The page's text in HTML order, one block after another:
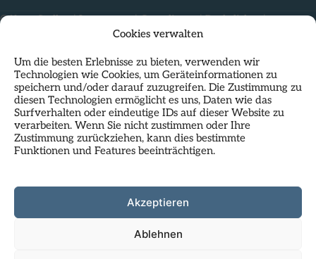
Cookies verwalten
Um die besten Erlebnisse zu bieten, verwenden wir
Technologien wie Cookies, um Geräteinformationen zu
speichern und/oder darauf zuzugreifen. Die Zustimmung zu
diesen Technologien ermöglicht es uns, Daten wie das
Surfverhalten oder eindeutige IDs auf dieser Website zu
verarbeiten. Wenn Sie nicht zustimmen oder Ihre
Zustimmung zurückziehen, kann dies bestimmte
Funktionen und Features beeinträchtigen.
Akzeptieren
Ablehnen
Offene Stellen|Impressum|Compliance|Rechtliches|
Nutzungsbedingungen & Datenschutz
Als Standortpartner imHP23residiert das Regionalmanagement
Hauptplatz in Linz und nutzt die inspirierende Atmosphäre dieses
Kunst- und Geschäftshauses.
Infos zu HP23:hauptplatz23.at